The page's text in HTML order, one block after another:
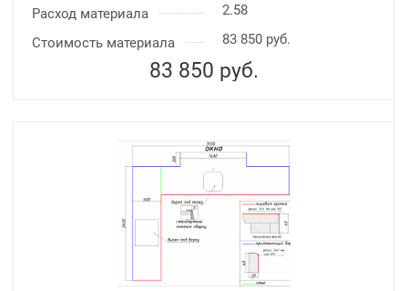
Расход материала
2.58
Стоимость материала
83 850 руб.
83 850 руб.